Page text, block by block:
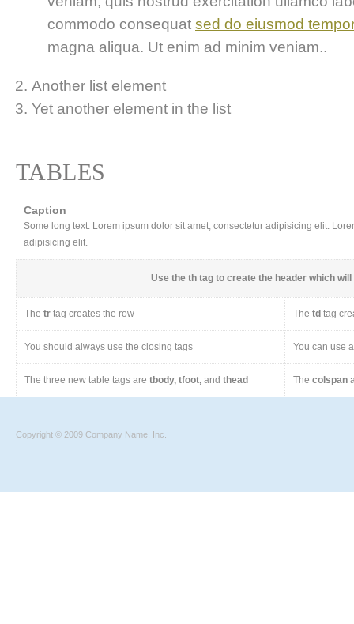
commodo consequat sed do eiusmod
magna aliqua. Ut enim ad minim veniam..
Another list element
Yet another element in the list
TABLES
Caption
Some long text. Lorem ipsum dolor sit amet, consectetur adipisicing elit.
adipisicing elit.
Use the th tag to create the header which
The tr tag creates the row The td tag
You should always use the closing tags You can use
The three new table tags are tbody, tfoot, and thead The colspan
Copyright © 2009 Company Name, Inc.